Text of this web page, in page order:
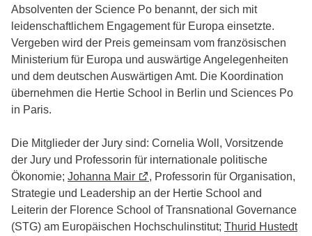
Absolventen der Science Po benannt, der sich mit
leidenschaftlichem Engagement für Europa einsetzte.
Vergeben wird der Preis gemeinsam vom französischen
Ministerium für Europa und auswärtige Angelegenheiten
und dem deutschen Auswärtigen Amt. Die Koordination
übernehmen die Hertie School in Berlin und Sciences Po
in Paris.
Die Mitglieder der Jury sind: Cornelia Woll, Vorsitzende
der Jury und Professorin für internationale politische
Ökonomie; Johanna Mair
, Professorin für Organisation,
Strategie und Leadership an der Hertie School and
Leiterin der Florence School of Transnational Governance
(STG) am Europäischen Hochschulinstitut; Thurid Hustedt